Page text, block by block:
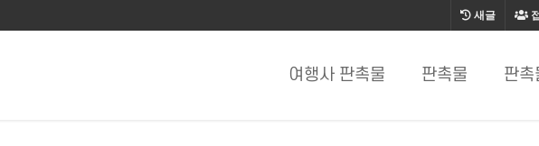
새글
여행사 판촉물 판촉물 판촉